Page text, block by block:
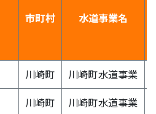
市町村 水道事業名
川崎町 川崎町水道事業
川崎町 川崎町水道事業